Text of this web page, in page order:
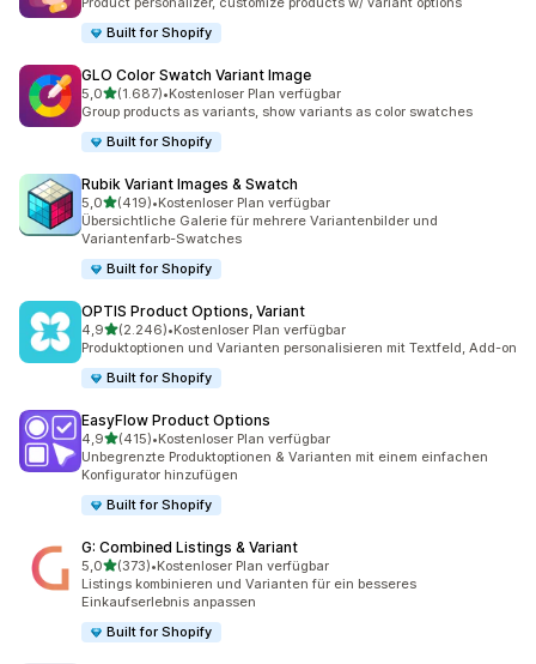
Built for Shopify
GLO Color Swatch Variant Image
5,0von 5 Sternen
(1.687)
1687 Rezensionen insgesamt
•Kostenloser Plan verfügbar
Group products as variants, show variants as color swatches
Built for Shopify
Rubik Variant Images & Swatch
5,0von 5 Sternen
(419)
419 Rezensionen insgesamt
•Kostenloser Plan verfügbar
Übersichtliche Galerie für mehrere Variantenbilder und
Variantenfarb-Swatches
Built for Shopify
OPTIS Product Options, Variant
4,9von 5 Sternen
(2.246)
2246 Rezensionen insgesamt
•Kostenloser Plan verfügbar
Produktoptionen und Varianten personalisieren mit Textfeld, Add-on
Built for Shopify
EasyFlow Product Options
4,9von 5 Sternen
(415)
415 Rezensionen insgesamt
•Kostenloser Plan verfügbar
Unbegrenzte Produktoptionen & Varianten mit einem einfachen
Konfigurator hinzufügen
Built for Shopify
G: Combined Listings & Variant
5,0von 5 Sternen
(373)
373 Rezensionen insgesamt
•Kostenloser Plan verfügbar
Listings kombinieren und Varianten für ein besseres
Einkaufserlebnis anpassen
Built for Shopify